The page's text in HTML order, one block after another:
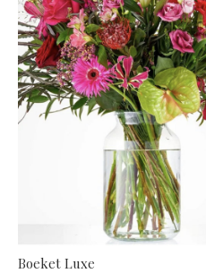
Boeket Luxe